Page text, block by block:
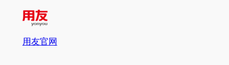
用友官网